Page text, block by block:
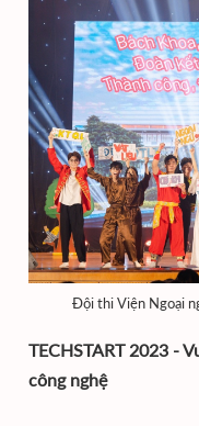
Đội thi Viện Ngoại
TECHSTART 2023 -
công nghệ